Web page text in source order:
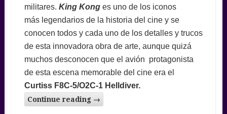
militares. King Konges uno de los iconos
más legendarios de la historia del cine y se
conocen todos y cada uno de los detalles y trucos
de esta innovadora obra de arte, aunque quizá
muchos desconocen que el avión protagonista
de esta escena memorable del cine era el
Curtiss F8C-5/O2C-1 Helldiver.
Continue reading →